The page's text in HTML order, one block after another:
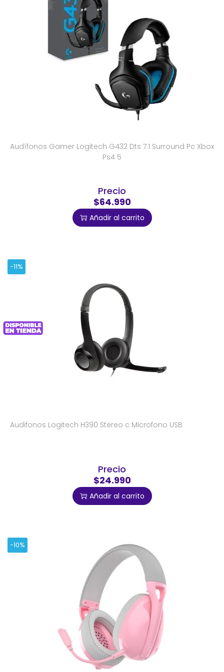
Audífonos Gamer Logitech G432 Dts 7.1 Surround Pc Xbox
Ps4 5
Precio
$64.990
Añadir al carrito
-11%
Audifonos Logitech H390 Stereo c Microfono USB
Precio
$24.990
Añadir al carrito
-10%